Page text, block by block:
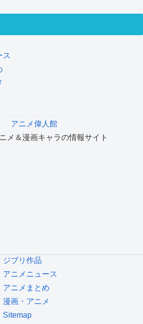
ス
アニメ偉人館
メ＆漫画キャラの情報サイト
ジブリ作品
アニメニュース
アニメまとめ
漫画・アニメ
Sitemap